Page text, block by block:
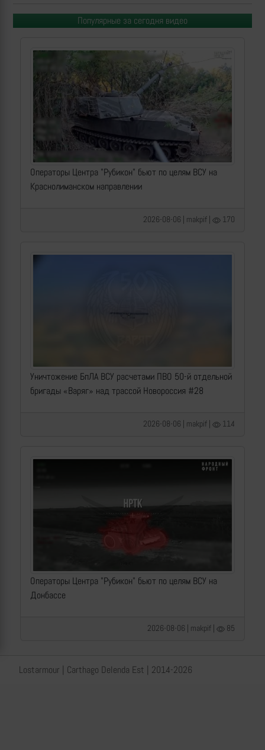
Популярные за сегодня видео
Операторы Центра "Рубикон" бьют по целям ВСУ на
Краснолиманском направлении
2026-08-06 | makpif | 170
Уничтожение БпЛА ВСУ расчетами ПВО 50-й отдельной
бригады «Варяг» над трассой Новороссия #28
2026-08-06 | makpif | 114
Операторы Центра "Рубикон" бьют по целям ВСУ на
Донбассе
2026-08-06 | makpif | 85
Lostarmour | Carthago Delenda Est | 2014-2026